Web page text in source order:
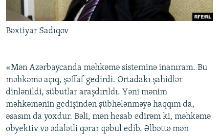
Bəxtiyar Sadıqov
«Mən Azərbaycanda məhkəmə sisteminə inanıram. Bu
məhkəmə açıq, şəffaf gedirdi. Ortadakı şahidlər
dinlənildi, sübutlar araşdırıldı. Yəni mənim
məhkəmənin gedişindən şübhələnməyə haqqım da,
əsasım da yoxdur. Bəli, mən hesab edirəm ki, məhkəmə
obyektiv və ədalətli qərar qəbul edib. Əlbəttə mən